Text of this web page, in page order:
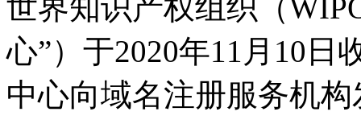
世界知识产权组织（
心”）于2020年11月10日
中心向域名注册服务机